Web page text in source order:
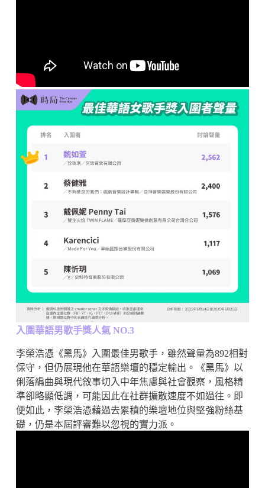
入圍華語男歌手獎人氣 NO.3
李榮浩憑《黑馬》入圍最佳男歌手，雖然聲量為892相對
保守，但仍展現他在華語樂壇的穩定輸出。《黑馬》以
俐落編曲與現代敘事切入中年焦慮與社會觀察，風格精
準卻略顯低調，可能因此在社群擴散速度不如過往。即
便如此，李榮浩憑藉過去累積的樂壇地位與堅強粉絲基
礎，仍是本屆評審難以忽視的實力派。